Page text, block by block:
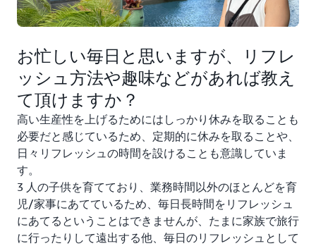
お忙しい毎日と思いますが、リフレ
ッシュ方法や趣味などがあれば教え
て頂けますか？
高い生産性を上げるためにはしっかり休みを取ることも
必要だと感じているため、定期的に休みを取ることや、
日々リフレッシュの時間を設けることも意識していま
す。
3 人の子供を育てており、業務時間以外のほとんどを育
児/家事にあてているため、毎日長時間をリフレッシュ
にあてるということはできませんが、たまに家族で旅行
に行ったりして遠出する他、毎日のリフレッシュとして